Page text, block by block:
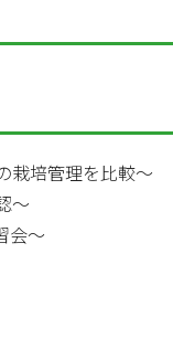
栽培管理を比較～
～
会～